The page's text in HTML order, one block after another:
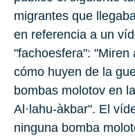
migrantes que
en referencia a un
"fachoesfera": "Miren
cómo huyen de la
bombas molotov en
Al·lahu-àkbar". El
ninguna bomba